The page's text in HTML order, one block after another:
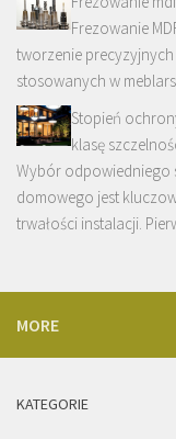
Frezowanie
tworzenie
stosowanych w
Stopień
klasę
Wybór odpowiedniego
domowego jest
trwałości instalacji.
MORE
KATEGORIE